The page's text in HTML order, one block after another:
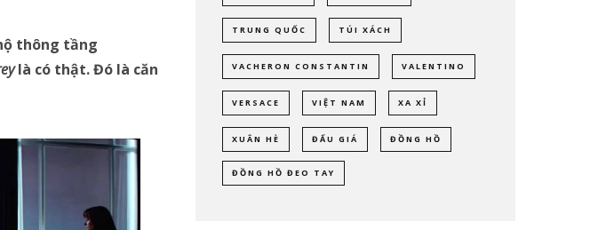
thông tầng
là có thật. Đó là căn
TRUNG QUỐC TÚI XÁCH
VACHERON CONSTANTIN VALENTINO
VERSACE VIỆT NAM XA XỈ
XUÂN HÈ ĐẤU GIÁ ĐỒNG HỒ
ĐỒNG HỒ ĐEO TAY